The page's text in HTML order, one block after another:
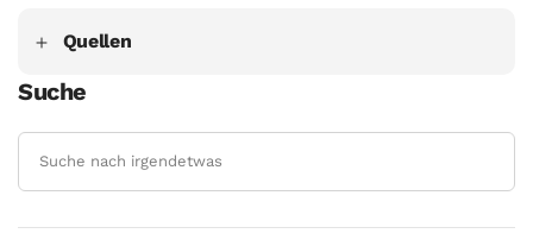
Quellen
Suche